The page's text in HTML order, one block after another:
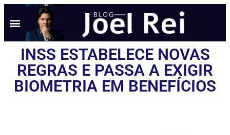
INSS ESTABELECE NOVAS
REGRAS E PASSA A EXIGIR
BIOMETRIA EM BENEFÍCIOS